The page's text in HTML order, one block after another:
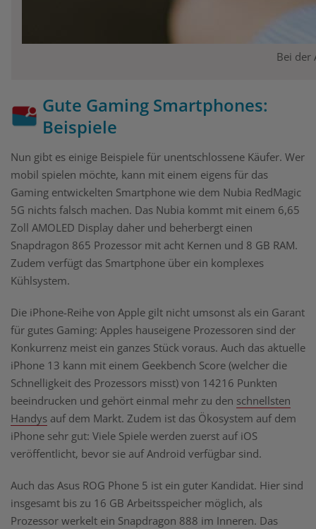
Bei der
Gute Gaming Smartphones:
Beispiele
Nun gibt es einige Beispiele für unentschlossene Käufer. Wer
mobil spielen möchte, kann mit einem eigens für das
Gaming entwickelten Smartphone wie dem Nubia RedMagic
5G nichts falsch machen. Das Nubia kommt mit einem 6,65
Zoll AMOLED Display daher und beherbergt einen
Snapdragon 865 Prozessor mit acht Kernen und 8 GB RAM.
Zudem verfügt das Smartphone über ein komplexes
Kühlsystem.
Die iPhone-Reihe von Apple gilt nicht umsonst als ein Garant
für gutes Gaming: Apples hauseigene Prozessoren sind der
Konkurrenz meist ein ganzes Stück voraus. Auch das aktuelle
iPhone 13 kann mit einem Geekbench Score (welcher die
Schnelligkeit des Prozessors misst) von 14216 Punkten
beeindrucken und gehört einmal mehr zu den schnellsten
Handys auf dem Markt. Zudem ist das Ökosystem auf dem
iPhone sehr gut: Viele Spiele werden zuerst auf iOS
veröffentlicht, bevor sie auf Android verfügbar sind.
Auch das Asus ROG Phone 5 ist ein guter Kandidat. Hier sind
insgesamt bis zu 16 GB Arbeitsspeicher möglich, als
Prozessor werkelt ein Snapdragon 888 im Inneren. Das